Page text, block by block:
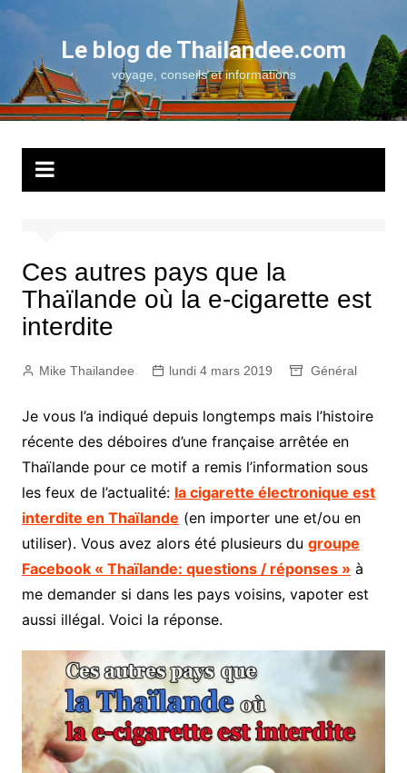
Aller
contenu
Le blog de Thailandee.com
voyage, conseils et informations
Ces autres pays que la
Thaïlande où la e-cigarette est
interdite
Mike Thailandee lundi 4 mars 2019 Général
Je vous l’a indiqué depuis longtemps mais l’histoire
récente des déboires d’une française arrêtée en
Thaïlande pour ce motif a remis l’information sous
les feux de l’actualité: la cigarette électronique est
interdite en Thaïlande (en importer une et/ou en
utiliser). Vous avez alors été plusieurs du groupe
Facebook « Thaïlande: questions / réponses » à
me demander si dans les pays voisins, vapoter est
aussi illégal. Voici la réponse.